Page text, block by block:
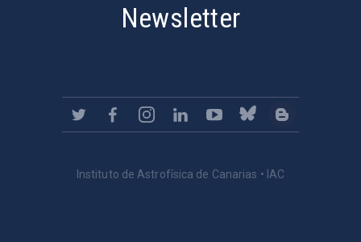
Newsletter
Instituto de Astrofísica de Canarias • IAC